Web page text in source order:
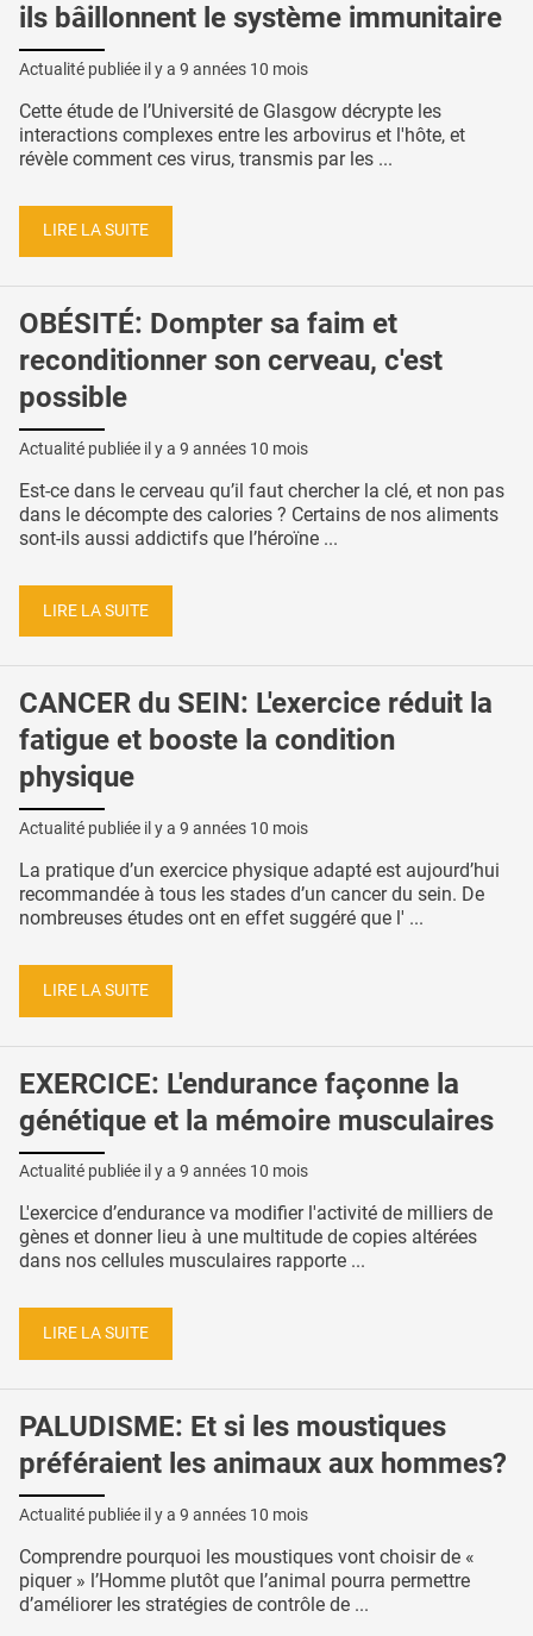
ils bâillonnent le système immunitaire
Actualité publiée il y a 9 années 10 mois
Cette étude de l’Université de Glasgow décrypte les
interactions complexes entre les arbovirus et l'hôte, et
révèle comment ces virus, transmis par les ...
LIRE LA SUITE
OBÉSITÉ: Dompter sa faim et
reconditionner son cerveau, c'est
possible
Actualité publiée il y a 9 années 10 mois
Est-ce dans le cerveau qu’il faut chercher la clé, et non pas
dans le décompte des calories ? Certains de nos aliments
sont-ils aussi addictifs que l’héroïne ...
LIRE LA SUITE
CANCER du SEIN: L'exercice réduit la
fatigue et booste la condition
physique
Actualité publiée il y a 9 années 10 mois
La pratique d’un exercice physique adapté est aujourd’hui
recommandée à tous les stades d’un cancer du sein. De
nombreuses études ont en effet suggéré que l' ...
LIRE LA SUITE
EXERCICE: L'endurance façonne la
génétique et la mémoire musculaires
Actualité publiée il y a 9 années 10 mois
L'exercice d’endurance va modifier l'activité de milliers de
gènes et donner lieu à une multitude de copies altérées
dans nos cellules musculaires rapporte ...
LIRE LA SUITE
PALUDISME: Et si les moustiques
préféraient les animaux aux hommes?
Actualité publiée il y a 9 années 10 mois
Comprendre pourquoi les moustiques vont choisir de «
piquer » l’Homme plutôt que l’animal pourra permettre
d’améliorer les stratégies de contrôle de ...